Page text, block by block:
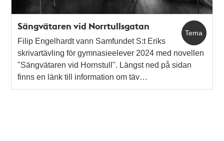
Tema
Sängvätaren vid Norrtullsgatan
Filip Engelhardt vann Samfundet S:t Eriks
skrivartävling för gymnasieelever 2024 med novellen
"Sängvätaren vid Hornstull". Längst ned på sidan
finns en länk till information om täv…